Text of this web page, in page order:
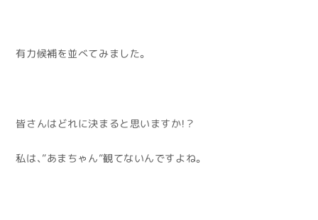
有力候補を並べてみました。
皆さんはどれに決まると思いますか！？
私は、”あまちゃん”観てないんですよね。